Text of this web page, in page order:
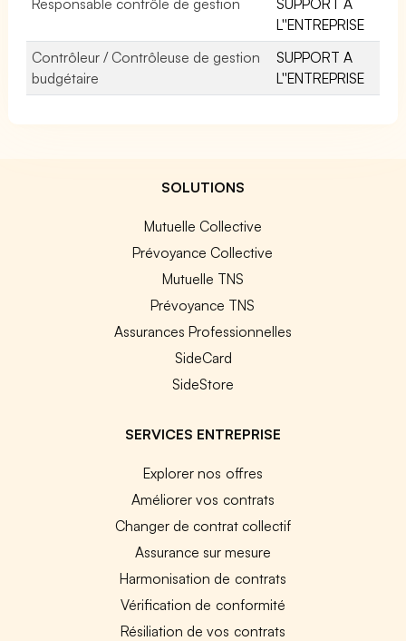
L''ENTREPRISE
Contrôleur / Contrôleuse de gestion
budgétaire
SUPPORT A
L''ENTREPRISE
SOLUTIONS
Mutuelle Collective
Prévoyance Collective
Mutuelle TNS
Prévoyance TNS
Assurances Professionnelles
SideCard
SideStore
SERVICES ENTREPRISE
Explorer nos offres
Améliorer vos contrats
Changer de contrat collectif
Assurance sur mesure
Harmonisation de contrats
Vérification de conformité
Résiliation de vos contrats